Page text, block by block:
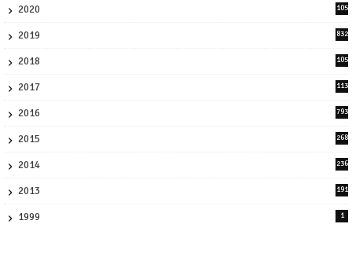
2020
105
2019
832
2018
105
2017
113
2016
793
2015
268
2014
236
2013
191
1999 1